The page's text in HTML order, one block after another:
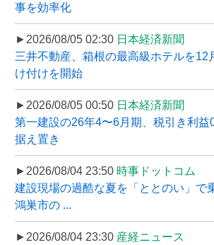
事を効率化
►2026/08/05 02:30 日本経済新聞
三井不動産、箱根の最高級ホテルを12
け付けを開始
►2026/08/05 00:50 日本経済新聞
第一建設の26年4〜6月期、税引き利益
据え置き
►2026/08/04 23:50 時事ドットコム
建設現場の過酷な夏を「ととのい」で
鴻巣市の ...
►2026/08/04 23:30 産経ニュース